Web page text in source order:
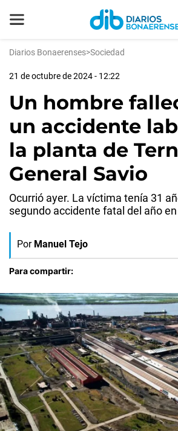
Diarios Bonaerenses>Sociedad
21 de octubre de 2024 - 12:22
Un hombre
un accidente
la planta de
General Savio
Ocurrió ayer. La víctima tenía 31
segundo accidente fatal del año
Por Manuel Tejo
Para compartir: